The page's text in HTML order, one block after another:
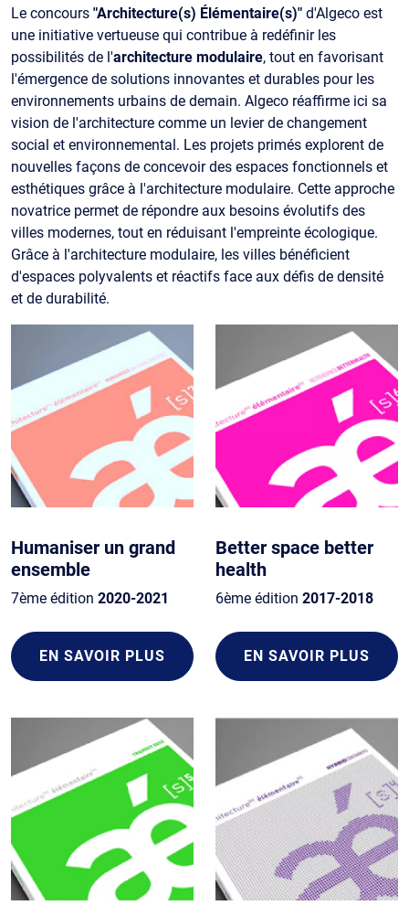
Le concours "Architecture(s) Élémentaire(s)" d'Algeco est
une initiative vertueuse qui contribue à redéfinir les
possibilités de l'architecture modulaire, tout en favorisant
l'émergence de solutions innovantes et durables pour les
environnements urbains de demain. Algeco réaffirme ici sa
vision de l'architecture comme un levier de changement
social et environnemental. Les projets primés explorent de
nouvelles façons de concevoir des espaces fonctionnels et
esthétiques grâce à l'architecture modulaire. Cette approche
novatrice permet de répondre aux besoins évolutifs des
villes modernes, tout en réduisant l'empreinte écologique.
Grâce à l'architecture modulaire, les villes bénéficient
d'espaces polyvalents et réactifs face aux défis de densité
et de durabilité.
Humaniser un grand
ensemble
7ème édition 2020-2021
EN SAVOIR PLUS
Better space better
health
6ème édition 2017-2018
EN SAVOIR PLUS